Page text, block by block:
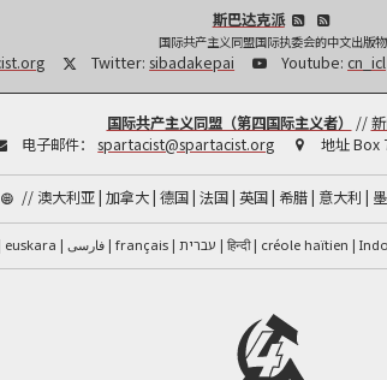
斯巴达克派
国际共产主义同盟国际执委会的中文出版物
Twitter: sibadakepai Youtube: cn_icl
国际共产主义同盟（第四国际主义者） //
电子邮件： spartacist@spartacist.org 地址Box
// 澳大利亚 加拿大 德国 法国 英国 希腊 意大利
euskara فارسی français עברית हिन्दी créole haïtien